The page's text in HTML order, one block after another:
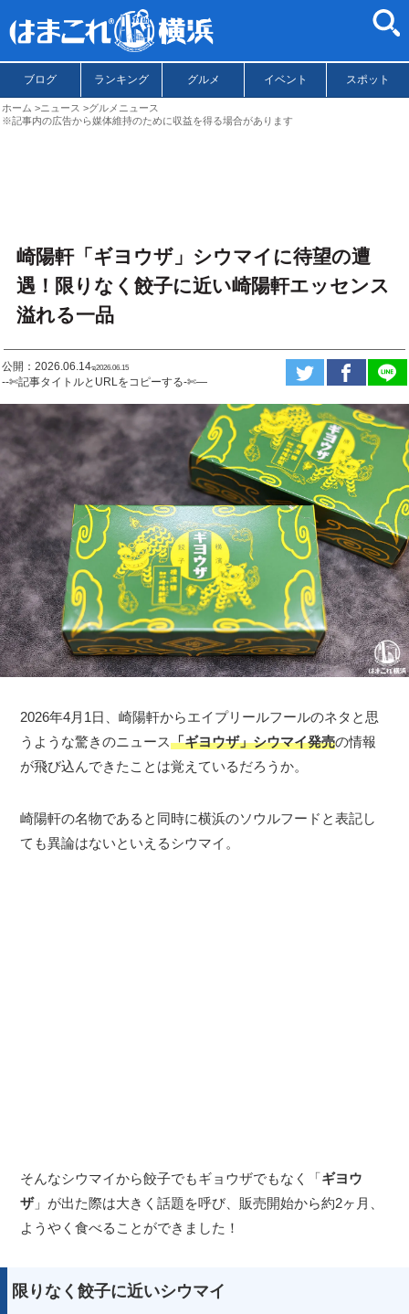
ブログ ランキング グルメ イベント スポット
ホーム ニュース
グルメニュース
※記事内の広告から媒体維持のために収益を得る場合があります
崎陽軒「ギヨウザ」シウマイに待望の遭
遇！限りなく餃子に近い崎陽軒エッセンス
溢れる一品
公開：2026.06.14ಇ2026.06.15
--✄記事タイトルとURLをコピーする-✄—
2026年4月1日、崎陽軒からエイプリールフールのネタと思
うような驚きのニュース「ギヨウザ」シウマイ発売の情報
が飛び込んできたことは覚えているだろうか。
崎陽軒の名物であると同時に横浜のソウルフードと表記し
ても異論はないといえるシウマイ。
そんなシウマイから餃子でもギョウザでもなく「ギヨウ
ザ」が出た際は大きく話題を呼び、販売開始から約2ヶ月、
ようやく食べることができました！
限りなく餃子に近いシウマイ